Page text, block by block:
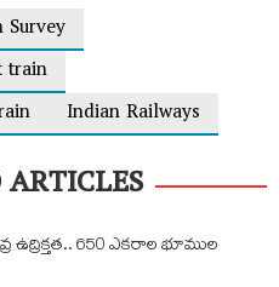
train
Indian Railways
650 ఎకరాల భూముల